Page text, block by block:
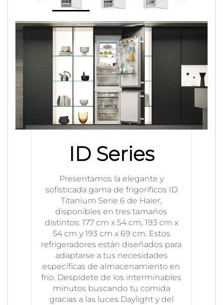
ID Series
Presentamos la elegante y
sofisticada gama de frigoríficos ID
Titanium Serie 6 de Haier,
disponibles en tres tamaños
distintos: 177 cm x 54 cm, 193 cm x
54 cm y 193 cm x 69 cm. Estos
refrigeradores están diseñados para
adaptarse a tus necesidades
específicas de almacenamiento en
frío. Despídete de los interminables
minutos buscando tu comida
gracias a las luces Daylight y del